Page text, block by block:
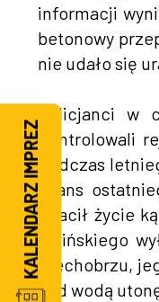
informacji
betonowy
nie udało się
Policjanci w
Kontrolowali
Podczas
bilans
stracił życie
Solińskiego
Niechobrzu,
nad wodą
KALENDARZ IMPREZ